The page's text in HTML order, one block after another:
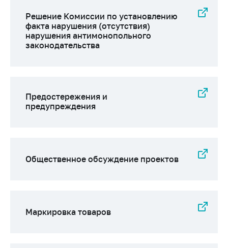
Решение Комиссии по установлению
факта нарушения (отсутствия)
нарушения антимонопольного
законодательства
Предостережения и
предупреждения
Общественное обсуждение проектов
Маркировка товаров